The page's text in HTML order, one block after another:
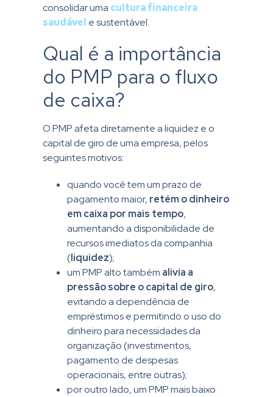
consolidar uma cultura financeira
saudável e sustentável.
Qual é a importância
do PMP para o fluxo
de caixa?
O PMP afeta diretamente a liquidez e o
capital de giro de uma empresa, pelos
seguintes motivos:
quando você tem um prazo de
pagamento maior, retém o dinheiro
em caixa por mais tempo,
aumentando a disponibilidade de
recursos imediatos da companhia
(liquidez);
um PMP alto também alivia a
pressão sobre o capital de giro,
evitando a dependência de
empréstimos e permitindo o uso do
dinheiro para necessidades da
organização (investimentos,
pagamento de despesas
operacionais, entre outras);
por outro lado, um PMP mais baixo